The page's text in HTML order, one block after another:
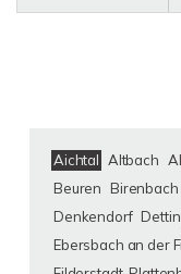
Aichtal Altbach
Beuren
Birenbach
Denkendorf
Ebersbach an der